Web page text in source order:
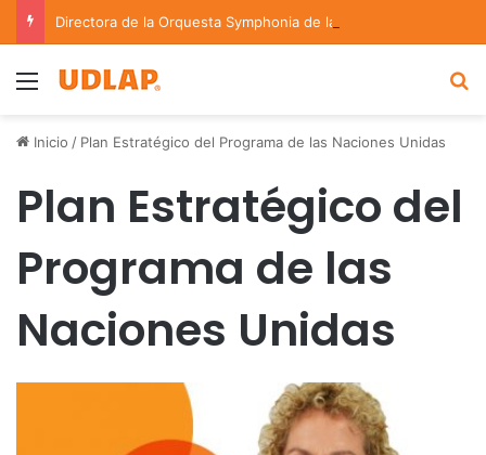
Menu
Inicio / Plan Estratégico del Programa de las Naciones Unidas
Plan Estratégico del
Programa de las
Naciones Unidas